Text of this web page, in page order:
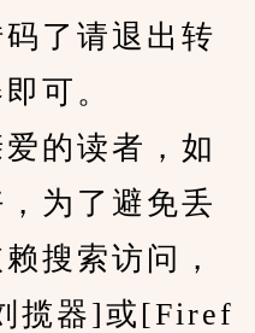
了请退出转
可。
的读者，如
为了避免丢
搜索访问，
揽器]或[Firef